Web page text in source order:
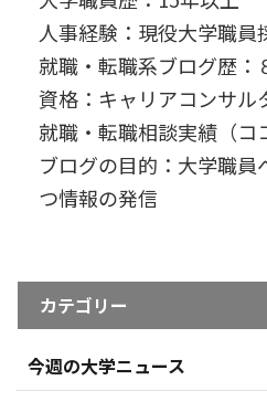
人事経験：現役大学職員
就職・転職系ブログ歴：
資格：キャリアコンサル
就職・転職相談実績（コ
ブログの目的：大学職
つ情報の発信
カテゴリー
今週の大学ニュース